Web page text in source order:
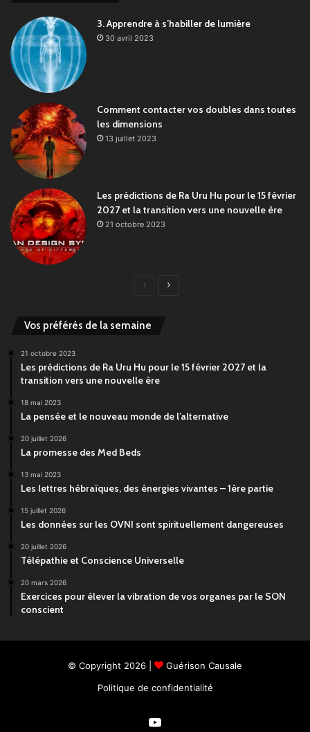
3. Apprendre à s’habiller de lumière
30 avril 2023
Comment contacter vos doubles dans toutes
les dimensions
13 juillet 2023
Les prédictions de Ra Uru Hu pour le 15 février
2027 et la transition vers une nouvelle ère
21 octobre 2023
Page
Page
Vos préférés de la semaine
21 octobre 2023
Les prédictions de Ra Uru Hu pour le 15 février 2027 et la
transition vers une nouvelle ère
18 mai 2023
La pensée et le nouveau monde de l’alternative
20 juillet 2026
La promesse des Med Beds
13 mai 2023
Les lettres hébraïques, des énergies vivantes – 1ère partie
15 juillet 2026
Les données sur les OVNI sont spirituellement dangereuses
20 juillet 2026
Télépathie et Conscience Universelle
20 mars 2026
Exercices pour élever la vibration de vos organes par le SON
conscient
© Copyright 2026 |
Guérison Causale
Politique de confidentialité
YouTube